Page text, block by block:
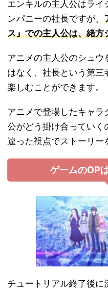
エンキルの主人公はライ
ンパニーの社長ですが、
ス』での主人公は、緒方
アニメの主人公のシュ
はなく、社長という第三
楽しむことができます。
アニメで登場したキャラ
公がどう掛け合っていく
違った視点でストーリー
ゲームのOP
チュートリアル終了後に